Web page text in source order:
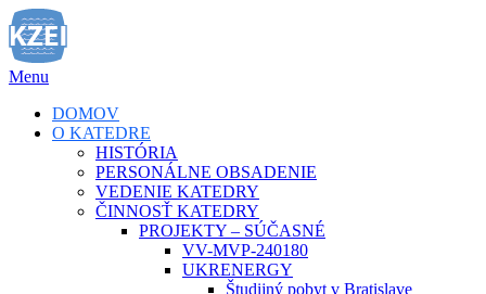
Prejsť
na
obsah
Menu
DOMOV
O KATEDRE
HISTÓRIA
PERSONÁLNE OBSADENIE
VEDENIE KATEDRY
ČINNOSŤ KATEDRY
PROJEKTY – SÚČASNÉ
VV-MVP-240180
UKRENERGY
Študijný pobyt v Bratislave